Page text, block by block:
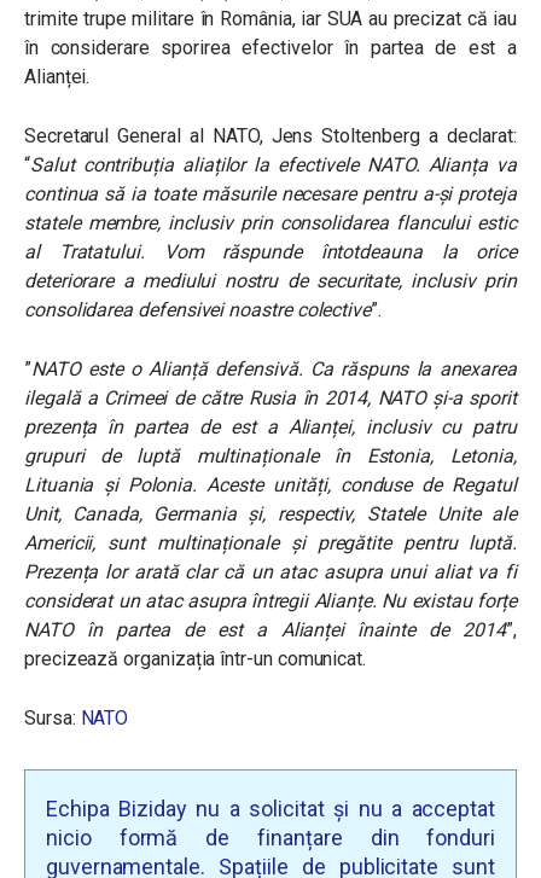
trimite trupe militare în România, iar SUA au precizat că iau
în considerare sporirea efectivelor în partea de est a
Alianței.
Secretarul General al NATO, Jens Stoltenberg a declarat:
“Salut contribuția aliaților la efectivele NATO. Alianța va
continua să ia toate măsurile necesare pentru a-și proteja
statele membre, inclusiv prin consolidarea flancului estic
al Tratatului. Vom răspunde întotdeauna la orice
deteriorare a mediului nostru de securitate, inclusiv prin
consolidarea defensivei noastre colective”.
”NATO este o Alianță defensivă. Ca răspuns la anexarea
ilegală a Crimeei de către Rusia în 2014, NATO și-a sporit
prezența în partea de est a Alianței, inclusiv cu patru
grupuri de luptă multinaționale în Estonia, Letonia,
Lituania și Polonia. Aceste unități, conduse de Regatul
Unit, Canada, Germania și, respectiv, Statele Unite ale
Americii, sunt multinaționale și pregătite pentru luptă.
Prezența lor arată clar că un atac asupra unui aliat va fi
considerat un atac asupra întregii Alianțe. Nu existau forțe
NATO în partea de est a Alianței înainte de 2014”,
precizează organizația într-un comunicat.
Sursa: NATO
Echipa Biziday nu a solicitat și nu a acceptat
nicio formă de finanțare din fonduri
guvernamentale. Spațiile de publicitate sunt